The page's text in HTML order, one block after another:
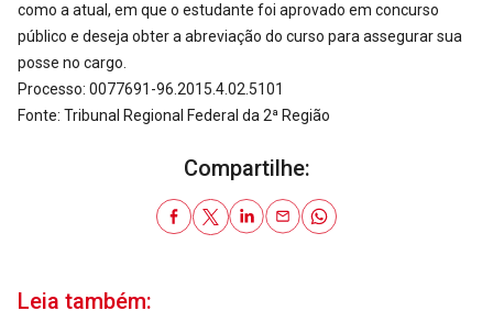
como a atual, em que o estudante foi aprovado em concurso
público e deseja obter a abreviação do curso para assegurar sua
posse no cargo.
Processo: 0077691-96.2015.4.02.5101
Fonte: Tribunal Regional Federal da 2ª Região
Compartilhe:
Leia também: